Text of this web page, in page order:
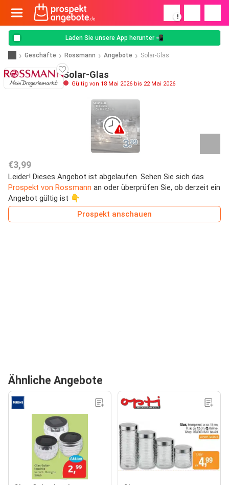
!
Laden Sie unsere App herunter 📲
Geschäfte Rossmann Angebote Solar-Glas
Solar-Glas
Gültig von 18 Mai 2026 bis 22 Mai 2026
€3,99
Leider! Dieses Angebot ist abgelaufen. Sehen Sie sich das
Prospekt von Rossmann an oder überprüfen Sie, ob derzeit ein
Angebot gültig ist 👇
Prospekt anschauen
Ähnliche Angebote